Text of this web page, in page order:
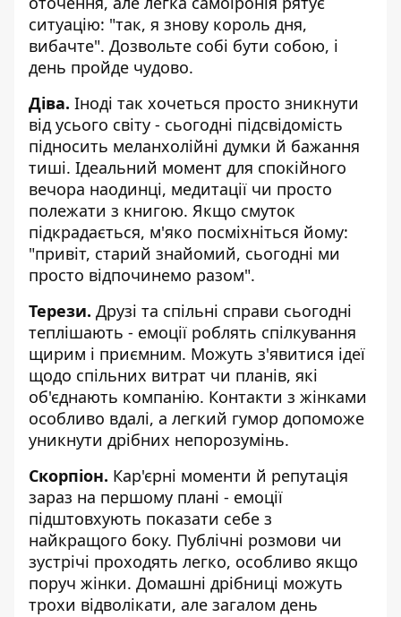
ситуацію: "так, я знову король дня,
вибачте". Дозвольте собі бути собою, і
день пройде чудово.
Діва. Іноді так хочеться просто зникнути
від усього світу - сьогодні підсвідомість
підносить меланхолійні думки й бажання
тиші. Ідеальний момент для спокійного
вечора наодинці, медитації чи просто
полежати з книгою. Якщо смуток
підкрадається, м'яко посміхніться йому:
"привіт, старий знайомий, сьогодні ми
просто відпочинемо разом".
Терези. Друзі та спільні справи сьогодні
теплішають - емоції роблять спілкування
щирим і приємним. Можуть з'явитися ідеї
щодо спільних витрат чи планів, які
об'єднають компанію. Контакти з жінками
особливо вдалі, а легкий гумор допоможе
уникнути дрібних непорозумінь.
Скорпіон. Кар'єрні моменти й репутація
зараз на першому плані - емоції
підштовхують показати себе з
найкращого боку. Публічні розмови чи
зустрічі проходять легко, особливо якщо
поруч жінки. Домашні дрібниці можуть
трохи відволікати, але загалом день